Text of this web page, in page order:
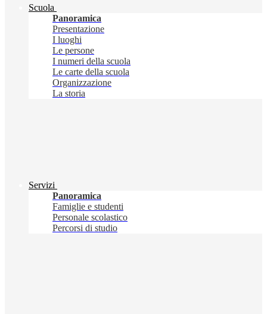
Scuola
Panoramica
Presentazione
I luoghi
Le persone
I numeri della scuola
Le carte della scuola
Organizzazione
La storia
Servizi
Panoramica
Famiglie e studenti
Personale scolastico
Percorsi di studio